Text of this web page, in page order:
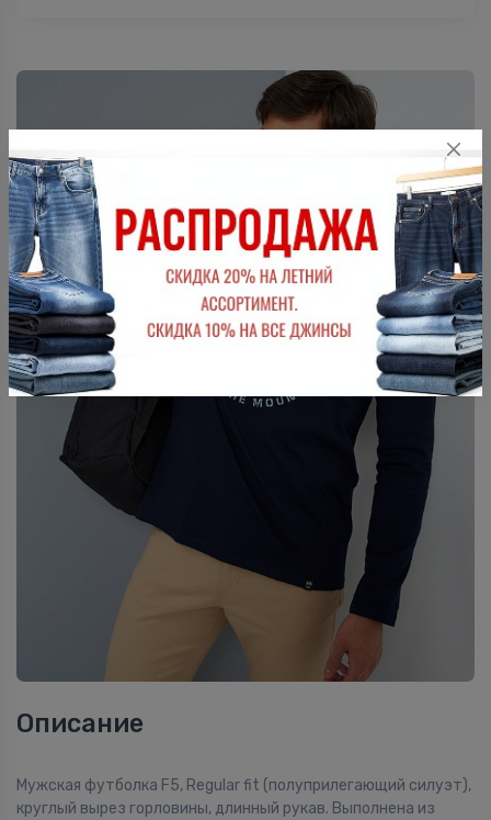
Описание
Мужская футболка F5, Regular fit (полуприлегающий силуэт),
круглый вырез горловины, длинный рукав. Выполнена из